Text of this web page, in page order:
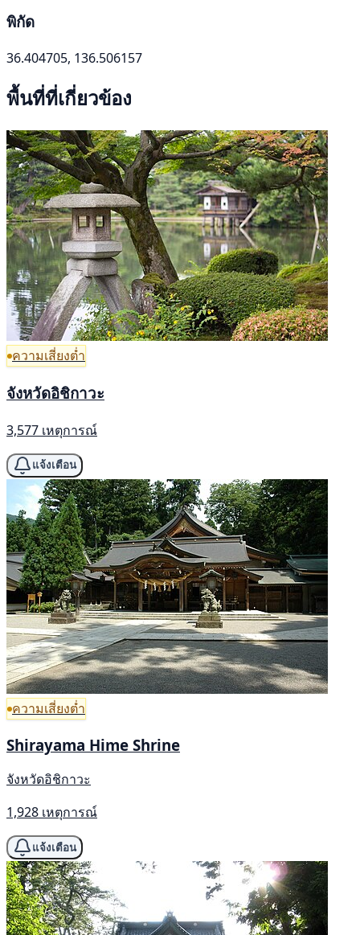
พิกัด
36.404705, 136.506157
พื้นที่ที่เกี่ยวข้อง
ความเสี่ยงต่ำ
จังหวัดอิชิกาวะ
3,577 เหตุการณ์
แจ้งเตือน
ความเสี่ยงต่ำ
Shirayama Hime Shrine
จังหวัดอิชิกาวะ
1,928 เหตุการณ์
แจ้งเตือน